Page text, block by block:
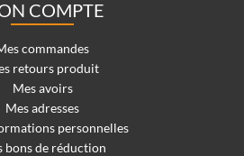
COMPTE
commandes
retours produit
Mes avoirs
Mes adresses
personnelles
bons de réduction